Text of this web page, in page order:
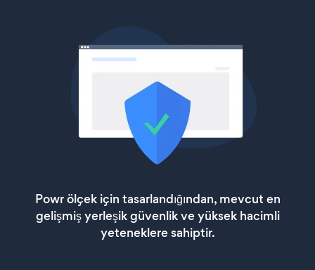
Powr ölçek için tasarlandığından, mevcut en
gelişmiş yerleşik güvenlik ve yüksek hacimli
yeteneklere sahiptir.